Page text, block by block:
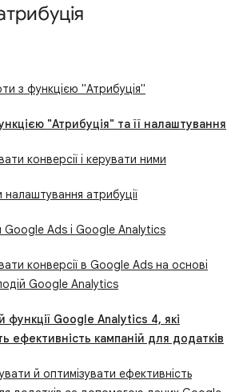
з функцією "Атрибуція"
"Атрибуція" та її налаштування
конверсії і керувати ними
атрибуції
Google Ads і Google Analytics
конверсії в Google Ads на основі
Google Analytics
функції Google Analytics 4, які
ефективність кампаній для додатків
й оптимізувати ефективність